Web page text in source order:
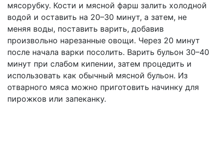
мясорубку. Кости и мясной фарш залить холодной
водой и оставить на 20–30 минут, а затем, не
меняя воды, поставить варить, добавив
произвольно нарезанные овощи. Через 20 минут
после начала варки посолить. Варить бульон 30–40
минут при слабом кипении, затем процедить и
использовать как обычный мясной бульон. Из
отварного мяса можно приготовить начинку для
пирожков или запеканку.